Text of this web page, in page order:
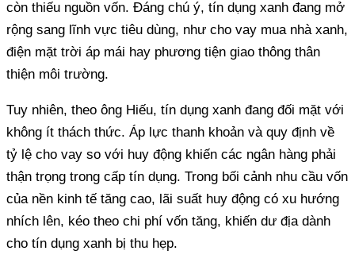
còn thiếu nguồn vốn. Đáng chú ý, tín dụng xanh đang mở
rộng sang lĩnh vực tiêu dùng, như cho vay mua nhà xanh,
điện mặt trời áp mái hay phương tiện giao thông thân
thiện môi trường.
Tuy nhiên, theo ông Hiếu, tín dụng xanh đang đối mặt với
không ít thách thức. Áp lực thanh khoản và quy định về
tỷ lệ cho vay so với huy động khiến các ngân hàng phải
thận trọng trong cấp tín dụng. Trong bối cảnh nhu cầu vốn
của nền kinh tế tăng cao, lãi suất huy động có xu hướng
nhích lên, kéo theo chi phí vốn tăng, khiến dư địa dành
cho tín dụng xanh bị thu hẹp.